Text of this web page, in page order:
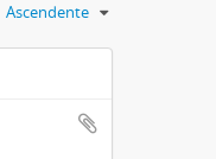
Ascendente